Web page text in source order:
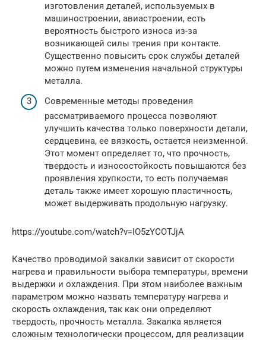
изготовления деталей, используемых в
машиностроении, авиастроении, есть
вероятность быстрого износа из-за
возникающей силы трения при контакте.
Существенно повысить срок службы деталей
можно путем изменения начальной структуры
металла.
Современные методы проведения
рассматриваемого процесса позволяют
улучшить качества только поверхности детали,
сердцевина, ее вязкость, остается неизменной.
Этот момент определяет то, что прочность,
твердость и износостойкость повышаются без
проявления хрупкости, то есть получаемая
деталь также имеет хорошую пластичность,
может выдерживать продольную нагрузку.
https://youtube.com/watch?v=IO5zYCOTJjA
Качество проводимой закалки зависит от скорости
нагрева и правильности выбора температуры, времени
выдержки и охлаждения. При этом наиболее важным
параметром можно назвать температуру нагрева и
скорость охлаждения, так как они определяют
твердость, прочность металла. Закалка является
сложным технологически процессом, для реализации